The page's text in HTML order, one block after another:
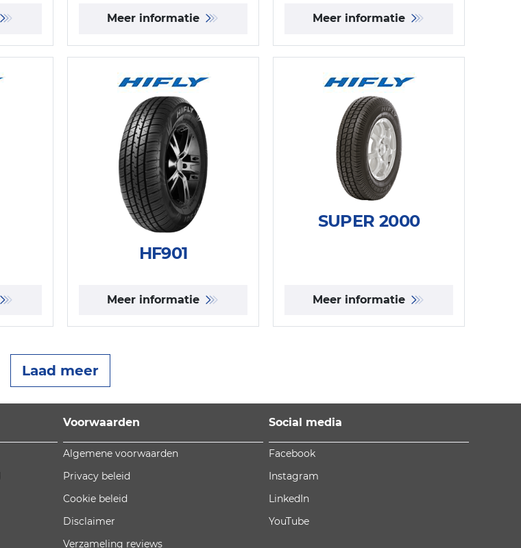
Meer informatie Meer informatie
HF901
Meer informatie
SUPER 2000
Meer informatie
Laad meer
Voorwaarden
Algemene voorwaarden
Privacy beleid
Cookie beleid
Disclaimer
Verzameling reviews
Social media
Facebook
Instagram
LinkedIn
YouTube